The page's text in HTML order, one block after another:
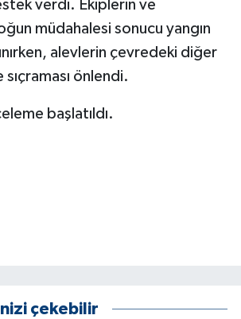
verdi. Ekiplerin ve
müdahalesi sonucu yangın
alevlerin çevredeki diğer
önlendi.
başlatıldı.
çekebilir